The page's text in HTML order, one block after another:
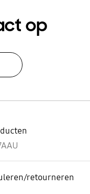
op
retourneren